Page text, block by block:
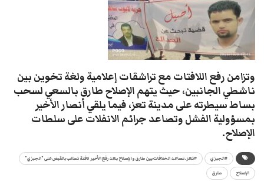
وتزامن رفع اللافتات مع تراشقات إعلامية ولغة تخوين بين
ناشطي الجانبين، حيث يتهم الإصلاح طارق بالسعي لسحب
بساط سيطرته على مدينة تعز، فيما يلقي أنصار الأخير
بمسؤولية الفشل وتصاعد جرائم الانفلات على سلطات
الإصلاح.
#الجبزي #تعز.. تصاعد الخلافات بين طارق والإصلاح بعد رفع الأخير لافتة تطالب بالقبض على "الجبزي"
الإصلاح طارق